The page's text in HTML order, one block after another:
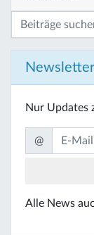
Newsletter
Nur Updates
@
Alle News